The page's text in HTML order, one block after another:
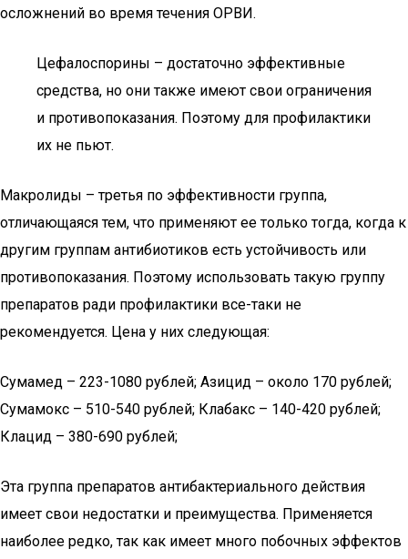
осложнений во время течения ОРВИ.
Цефалоспорины – достаточно эффективные
средства, но они также имеют свои ограничения
и противопоказания. Поэтому для профилактики
их не пьют.
Макролиды – третья по эффективности группа,
отличающаяся тем, что применяют ее только тогда, когда к
другим группам антибиотиков есть устойчивость или
противопоказания. Поэтому использовать такую группу
препаратов ради профилактики все-таки не
рекомендуется. Цена у них следующая:
Сумамед – 223-1080 рублей; Азицид – около 170 рублей;
Сумамокс – 510-540 рублей; Клабакс – 140-420 рублей;
Клацид – 380-690 рублей;
Эта группа препаратов антибактериального действия
имеет свои недостатки и преимущества. Применяется
наиболее редко, так как имеет много побочных эффектов